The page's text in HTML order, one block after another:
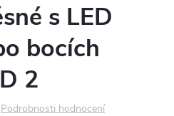
s LED
bocích
2
Podrobnosti hodnocení